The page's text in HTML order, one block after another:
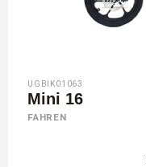
UGBIK01063
Mini 16
FAHREN